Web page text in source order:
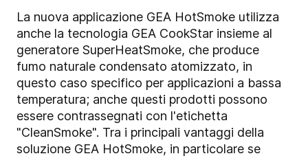
La nuova applicazione GEA HotSmoke utilizza
anche la tecnologia GEA CookStar insieme al
generatore SuperHeatSmoke, che produce
fumo naturale condensato atomizzato, in
questo caso specifico per applicazioni a bassa
temperatura; anche questi prodotti possono
essere contrassegnati con l'etichetta
"CleanSmoke". Tra i principali vantaggi della
soluzione GEA HotSmoke, in particolare se